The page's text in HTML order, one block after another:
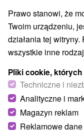
Muzea i galerie (7)
Atrakcje z adrenaliną
Tory bobslejowe(1)
Wsie i miasta
Košice - Šaca (1)
Prawo stanowi, że
Twoim urządzeniu,
działania tej
wszystkie inne
Pliki cookie,
Techniczne i
Analityczne i
Magazyn reklam
Reklamowe